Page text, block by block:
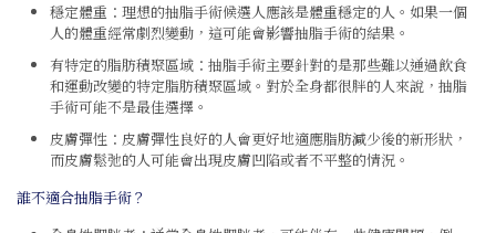
穩定體重：理想的抽脂手術候選人應該是體重穩定的人。如果一個
人的體重經常劇烈變動，這可能會影響抽脂手術的結果。
有特定的脂肪積聚區域：抽脂手術主要針對的是那些難以通過飲食
和運動改變的特定脂肪積聚區域。對於全身都很胖的人來說，抽脂
手術可能不是最佳選擇。
皮膚彈性：皮膚彈性良好的人會更好地適應脂肪減少後的新形狀，
而皮膚鬆弛的人可能會出現皮膚凹陷或者不平整的情況。
誰不適合抽脂手術？